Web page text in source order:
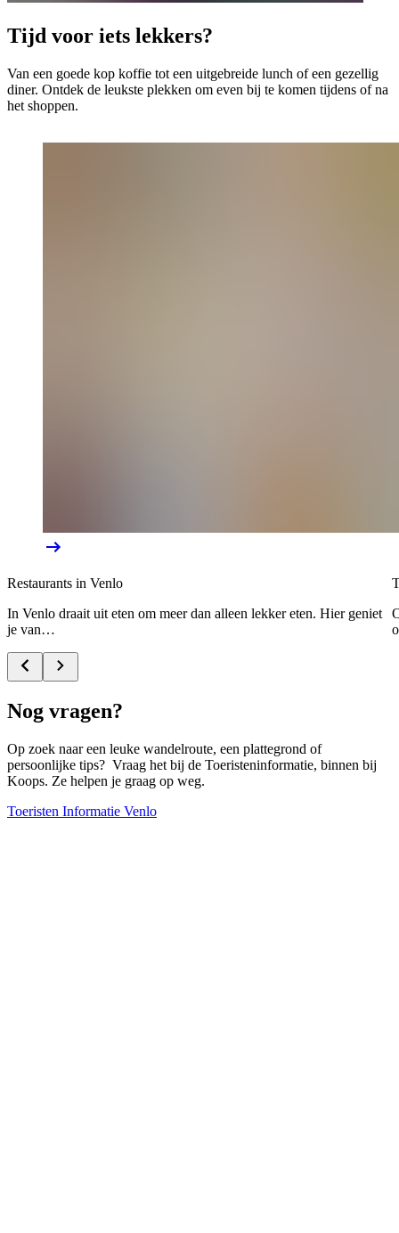
Tijd voor iets lekkers?
Van een goede kop koffie tot een uitgebreide lunch of een gezellig
diner. Ontdek de leukste plekken om even bij te komen tijdens of na
het shoppen.
Restaurants in Venlo
In Venlo draait uit eten om meer dan alleen lekker eten. Hier geniet
je van…
Nog vragen?
Op zoek naar een leuke wandelroute, een plattegrond of
persoonlijke tips? Vraag het bij de Toeristeninformatie, binnen bij
Koops. Ze helpen je graag op weg.
Toeristen Informatie Venlo